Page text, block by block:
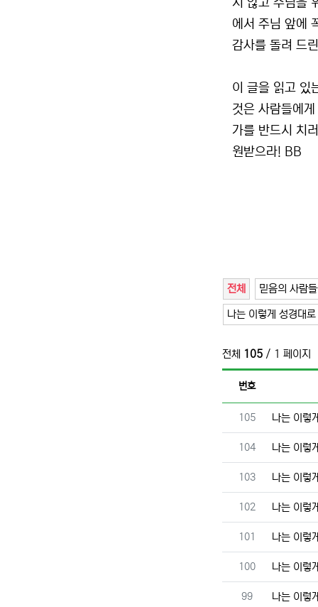
지 않고 주님을
에서 주님 앞에
감사를 돌려 드
이 글을 읽고 있
것은 사람들에
가를 반드시 치
원받으라! BB
전체 믿음의 사람
나는 이렇게 성경대
전체 105 / 1 페이지
번호
번호
105 나는 이렇
번호
104 나는 이렇
번호
103 나는 이렇
번호
102 나는 이렇
번호
101 나는 이렇
번호
100 나는 이렇
번호
99 나는 이렇